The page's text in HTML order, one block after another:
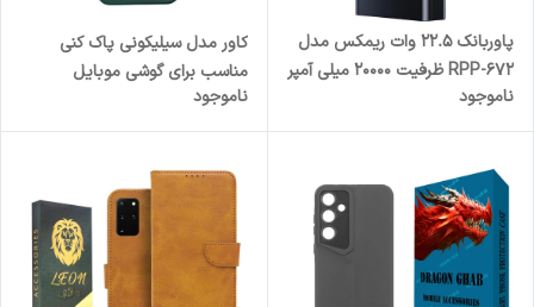
پاوربانک 22.5 وات ریمکس مدل
RPP-672 ظرفیت 20000 میلی آمپر
ساعت
ناموجود
کاور مدل سیلیکونی پاک کنی
مناسب برای گوشی موبایل
سامسونگ Galaxy S24 FE
ناموجود